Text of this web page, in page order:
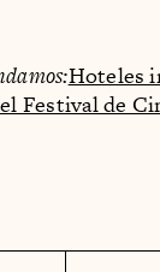
Hoteles
Festival de